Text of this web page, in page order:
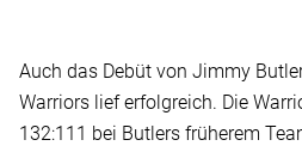
Auch das Debüt von Jimmy
Warriors lief erfolgreich. Die
132:111 bei Butlers früherem